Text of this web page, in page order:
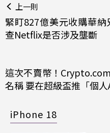
上一則
緊盯827億美元收購華
查Netflix是否涉及壟斷
這次不賣幣！
名稱 要在超級盃推「個人
iPhone 18